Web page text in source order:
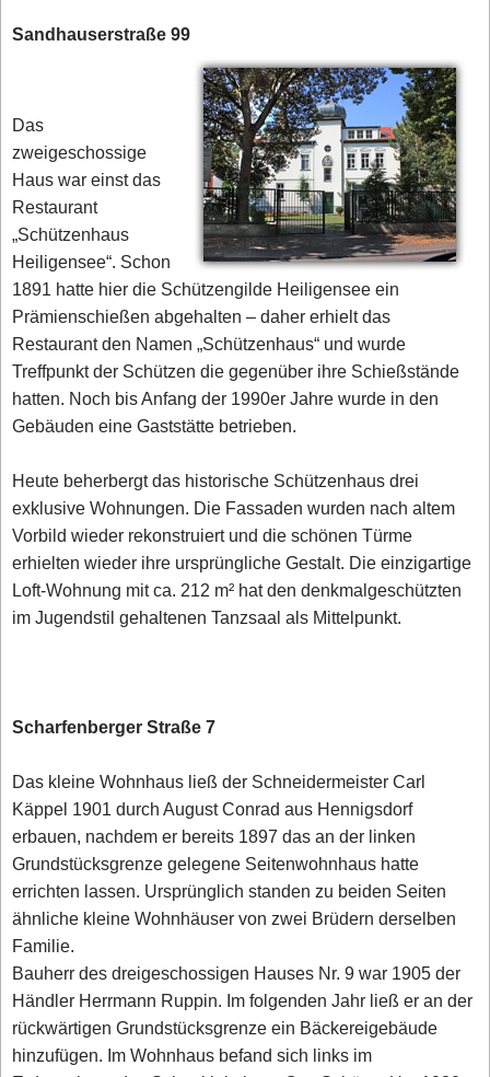
Sandhauserstraße 99
Das
zweigeschossige
Haus war einst das
Restaurant
„Schützenhaus
Heiligensee“. Schon
1891 hatte hier die Schützengilde Heiligensee ein
Prämienschießen abgehalten – daher erhielt das
Restaurant den Namen „Schützenhaus“ und wurde
Treffpunkt der Schützen die gegenüber ihre Schießstände
hatten. Noch bis Anfang der 1990er Jahre wurde in den
Gebäuden eine Gaststätte betrieben.
Heute beherbergt das historische Schützenhaus drei
exklusive Wohnungen. Die Fassaden wurden nach altem
Vorbild wieder rekonstruiert und die schönen Türme
erhielten wieder ihre ursprüngliche Gestalt. Die einzigartige
Loft-Wohnung mit ca. 212 m² hat den denkmalgeschützten
im Jugendstil gehaltenen Tanzsaal als Mittelpunkt.
Scharfenberger Straße 7
Das kleine Wohnhaus ließ der Schneidermeister Carl
Käppel 1901 durch August Conrad aus Hennigsdorf
erbauen, nachdem er bereits 1897 das an der linken
Grundstücksgrenze gelegene Seitenwohnhaus hatte
errichten lassen. Ursprünglich standen zu beiden Seiten
ähnliche kleine Wohnhäuser von zwei Brüdern derselben
Familie.
Bauherr des dreigeschossigen Hauses Nr. 9 war 1905 der
Händler Herrmann Ruppin. Im folgenden Jahr ließ er an der
rückwärtigen Grundstücksgrenze ein Bäckereigebäude
hinzufügen. Im Wohnhaus befand sich links im